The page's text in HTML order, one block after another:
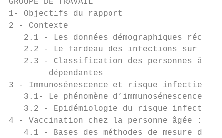
GROUPE DE TRAVAIL
1- Objectifs du rapport
2 - Contexte
2.1 - Les données démographiques
2.2 - Le fardeau des infections sur la
2.3 - Classification des personnes
dépendantes
3 - Immunosénescence et risque
3.1- Le phénomène d’immunosénescence
3.2 - Epidémiologie du risque
4 - Vaccination chez la personne âgée
4.1 - Bases des méthodes de mesure de